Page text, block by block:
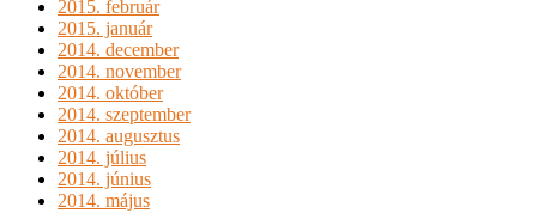
2015. február
2015. január
2014. december
2014. november
2014. október
2014. szeptember
2014. augusztus
2014. július
2014. június
2014. május